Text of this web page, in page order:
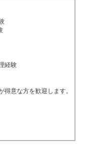
経験
得意な方を歓迎します。